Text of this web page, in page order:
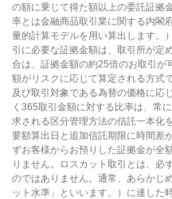
の額に乗じて得た額以上の委託証拠
率とは金融商品取引業に関する内閣
量的計算モデルを用い算出します。
引に必要な証拠金額は、取引所が定
合は、証拠金額の約25倍のお取引が
額がリスクに応じて算定される方式
及び取引対象である為替の価格に応
く365取引金額に対する比率は、常
求される区分管理方法の信託一本化
要額算出日と追加信託期限に時間差
ずお客様からお預りした証拠金が全
りません。ロスカット取引とは、必
のではありません。通常、あらかじ
ット水準」といいます。）に達した